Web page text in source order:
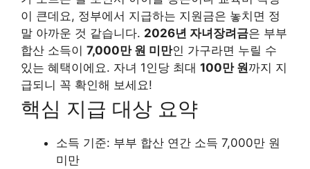
이 큰데요, 정부에서 지급하는 지원금은 놓치면 정
말 아까운 것 같습니다. 2026년 자녀장려금은 부부
합산 소득이 7,000만 원 미만인 가구라면 누릴 수
있는 혜택이에요. 자녀 1인당 최대 100만 원까지 지
급되니 꼭 확인해 보세요!
핵심 지급 대상 요약
소득 기준: 부부 합산 연간 소득 7,000만 원
미만